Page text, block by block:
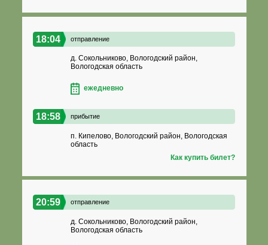
18:04 отправление
д. Сокольниково, Вологодский район,
Вологодская область
ежедневно
18:58 прибытие
п. Кипелово, Вологодский район, Вологодская
область
Как купить билет?
20:59 отправление
д. Сокольниково, Вологодский район,
Вологодская область